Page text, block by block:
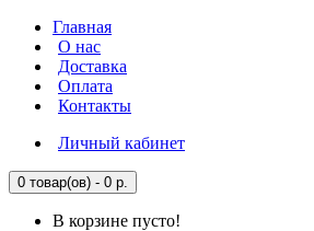
Главная
О нас
Доставка
Оплата
Контакты
Личный кабинет
0 товар(ов) - 0 р.
В корзине пусто!